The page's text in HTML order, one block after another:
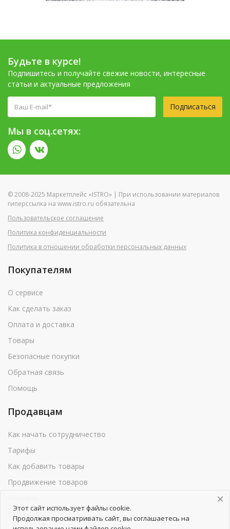
Будьте в курсе!
Подпишитесь и получайте свежие новости, интересные
статьи и актуальные предложения
Подписаться
Мы в соц.сетях:
© 2008-2025 Маркетплейс «ISTRO» | При использовании материалов
гиперссылка на www.istro.ru обязательна
Пользовательское соглашение
Политика конфиденциальности
Политика в отношении обработки персональных данных
Покупателям
О сервисе
Как сделать заказ
Оплата и доставка
Товары
Безопасные покупки
Обратная связь
Помощь
Продавцам
Как начать сотрудничество
Тарифы
Как добавить товары
Продвижение товаров
Реквизиты
Этот сайт использует файлы cookie.
Продолжая просматривать сайт, вы соглашаетесь на